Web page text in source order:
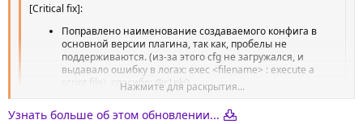
[Critical fix]:
Поправлено наименование создаваемого конфига в
основной версии плагина, так как, пробелы не
поддерживаются. (из-за этого cfg не загружался, и
выдавало ошибку в логах: exec <filename> : execute a
script file), спасибо: @r1nk0
Всем тем, кто пользуется основной версией плагина,
категорически нужно обновиться.
Нажмите для раскрытия...
Нажмите для раскрытия...
Узнать больше об этом обновлении...